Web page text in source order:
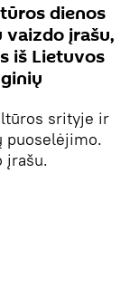
dienos
įrašu,
iš Lietuvos
srityje ir
puoselėjimo.
įrašu.